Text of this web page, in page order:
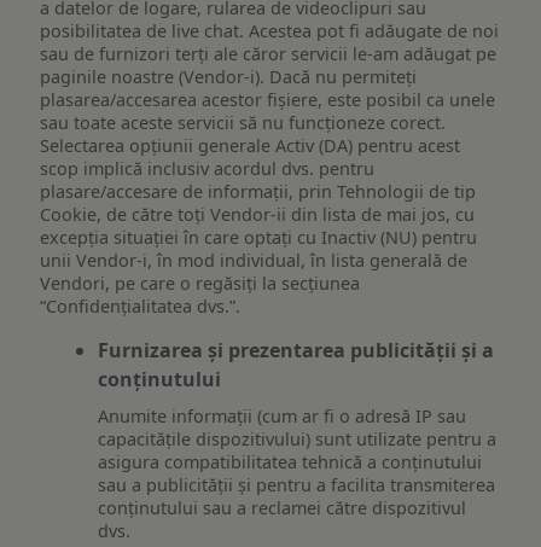
a datelor de logare, rularea de videoclipuri sau
posibilitatea de live chat. Acestea pot fi adăugate de noi
sau de furnizori terți ale căror servicii le-am adăugat pe
paginile noastre (Vendor-i). Dacă nu permiteți
plasarea/accesarea acestor fișiere, este posibil ca unele
sau toate aceste servicii să nu funcționeze corect.
Selectarea opțiunii generale Activ (DA) pentru acest
scop implică inclusiv acordul dvs. pentru
plasare/accesare de informații, prin Tehnologii de tip
Cookie, de către toți Vendor-ii din lista de mai jos, cu
excepția situației în care optați cu Inactiv (NU) pentru
unii Vendor-i, în mod individual, în lista generală de
Vendori, pe care o regăsiți la secțiunea
“Confidențialitatea dvs.”.
Furnizarea și prezentarea publicității și a
conținutului
Anumite informații (cum ar fi o adresă IP sau
capacitățile dispozitivului) sunt utilizate pentru a
asigura compatibilitatea tehnică a conținutului
sau a publicității și pentru a facilita transmiterea
conținutului sau a reclamei către dispozitivul
dvs.